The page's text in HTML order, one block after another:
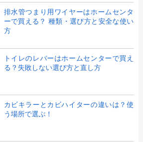
排水管つまり用ワイヤーはホームセンタ
ーで買える？ 種類・選び方と安全な使い
方
トイレのレバーはホームセンターで買え
る？失敗しない選び方と直し方
カビキラーとカビハイターの違いは？使
う場所で選ぶ！